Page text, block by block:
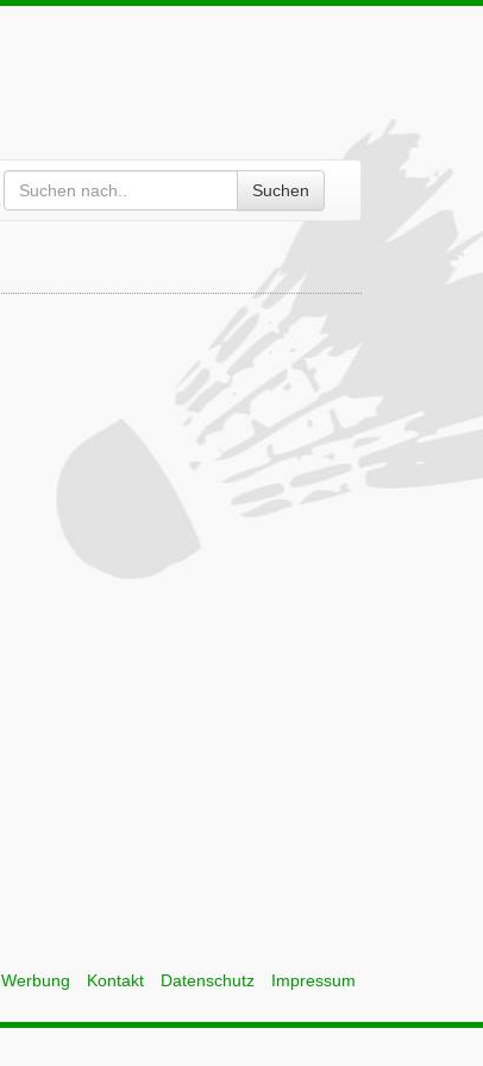
Suchen
Werbung Kontakt Datenschutz Impressum